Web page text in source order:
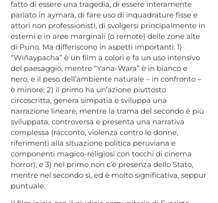
fatto di essere una tragedia, di essere interamente
parlato in aymara, di fare uso di inquadrature fisse e
attori non professionisti, di svolgersi principalmente in
esterni e in aree marginali (o remote) delle zone alte
di Puno. Ma differiscono in aspetti importanti: 1)
“Wiñaypacha” è un film a colori e fa un uso intensivo
del paesaggio, mentre “Yana-Wara” è in bianco e
nero, e il peso dell’ambiente naturale – in confronto –
è minore; 2) il primo ha un’azione piuttosto
circoscritta, genera simpatia e sviluppa una
narrazione lineare, mentre la trama del secondo è più
sviluppata, controversa e presenta una narrativa
complessa (racconto, violenza contro le donne,
riferimenti alla situazione politica peruviana e
componenti magico-religiosi con tocchi di cinema
horror); e 3) nel primo non c’è presenza dello Stato,
mentre nel secondo sì, ed è molto significativa, seppur
puntuale.